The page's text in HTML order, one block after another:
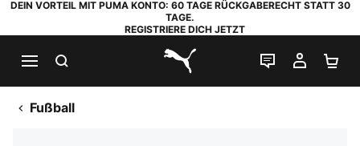
DEIN VORTEIL MIT PUMA KONTO: 60 TAGE RÜCKGABERECHT STATT 30
TAGE.
REGISTRIERE DICH JETZT
PUMA.com
LIVE-CHAT
MEIN
Fußball